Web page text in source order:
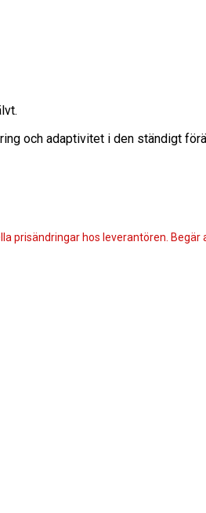
och adaptivitet i den ständigt
prisändringar hos leverantören.